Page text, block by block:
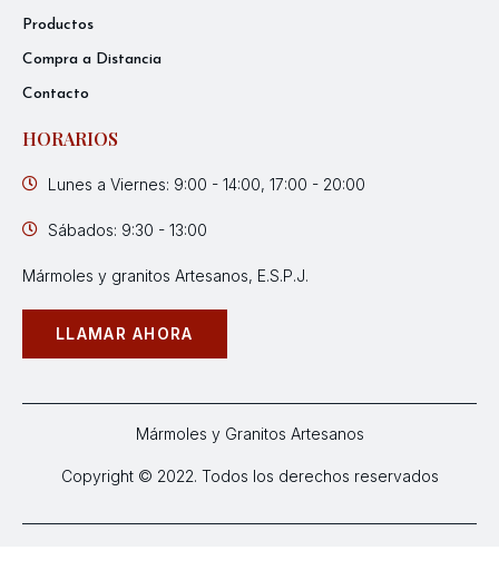
Productos
Compra a Distancia
Contacto
HORARIOS
Lunes a Viernes: 9:00 - 14:00, 17:00 - 20:00
Sábados: 9:30 - 13:00
Mármoles y granitos Artesanos, E.S.P.J.
LLAMAR AHORA
Mármoles y Granitos Artesanos
Copyright © 2022. Todos los derechos reservados